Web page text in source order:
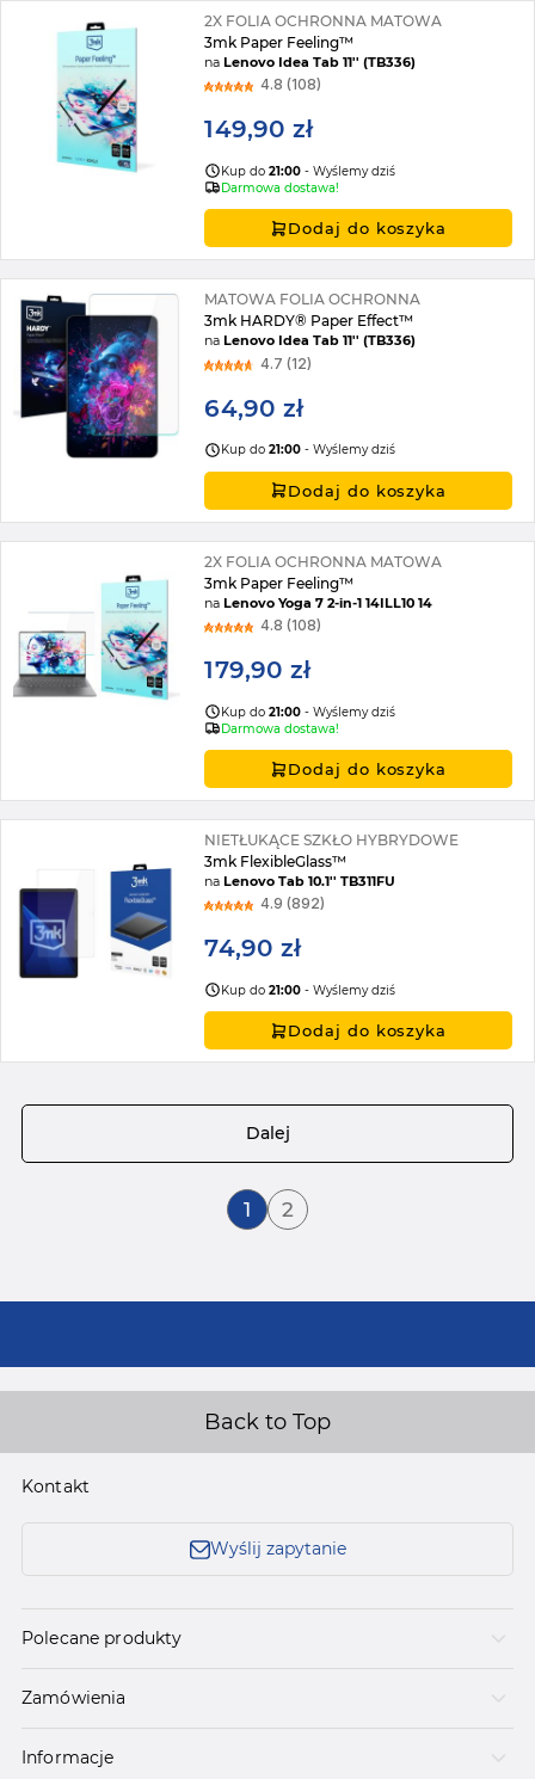
2X FOLIA OCHRONNA MATOWA
3mk Paper Feeling™
naLenovo Idea Tab 11'' (TB336)
4.8 (108)
149,90 zł
Kup do21:00 - Wyślemy dziś
Darmowa dostawa!
Dodaj do koszyka
MATOWA FOLIA OCHRONNA
3mk HARDY® Paper Effect™
naLenovo Idea Tab 11'' (TB336)
4.7 (12)
64,90 zł
Kup do21:00 - Wyślemy dziś
Dodaj do koszyka
2X FOLIA OCHRONNA MATOWA
3mk Paper Feeling™
naLenovo Yoga 7 2-in-1 14ILL10 14
4.8 (108)
179,90 zł
Kup do21:00 - Wyślemy dziś
Darmowa dostawa!
Dodaj do koszyka
NIETŁUKĄCE SZKŁO HYBRYDOWE
3mk FlexibleGlass™
naLenovo Tab 10.1'' TB311FU
4.9 (892)
74,90 zł
Kup do21:00 - Wyślemy dziś
Dodaj do koszyka
Aktualnie czytasz stronę
1 Strona
2
Dalej
Back to Top
Kontakt
Wyślij zapytanie
Polecane produkty
Zamówienia
Informacje